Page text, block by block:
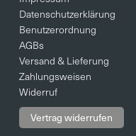
Datenschutzerklärung
Benutzerordnung
AGBs
Versand & Lieferung
Zahlungsweisen
Widerruf
Vertrag widerrufen